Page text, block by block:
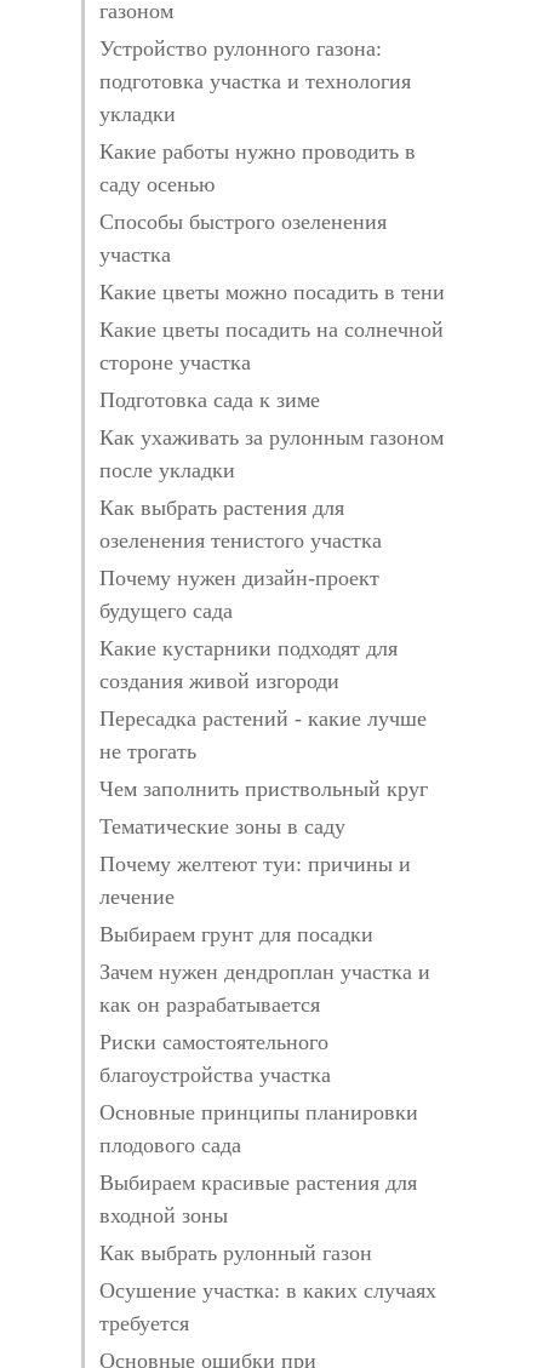
газоном
Устройство рулонного газона:
подготовка участка и технология
укладки
Какие работы нужно проводить в
саду осенью
Способы быстрого озеленения
участка
Какие цветы можно посадить в тени
Какие цветы посадить на солнечной
стороне участка
Подготовка сада к зиме
Как ухаживать за рулонным газоном
после укладки
Как выбрать растения для
озеленения тенистого участка
Почему нужен дизайн-проект
будущего сада
Какие кустарники подходят для
создания живой изгороди
Пересадка растений - какие лучше
не трогать
Чем заполнить приствольный круг
Тематические зоны в саду
Почему желтеют туи: причины и
лечение
Выбираем грунт для посадки
Зачем нужен дендроплан участка и
как он разрабатывается
Риски самостоятельного
благоустройства участка
Основные принципы планировки
плодового сада
Выбираем красивые растения для
входной зоны
Как выбрать рулонный газон
Осушение участка: в каких случаях
требуется
Основные ошибки при